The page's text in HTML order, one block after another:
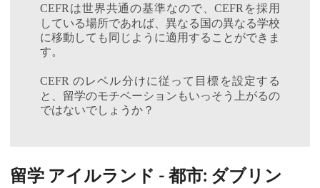
CEFR は世界共通の基準なので、CEFR を採用
している場所であれば、異なる国の異なる学校
に移動しても同じように適用することができま
す。
CEFRのレベル分けに従って目標を設定する
と、留学のモチベーションもいっそう上がるの
ではないでしょうか？
留学 アイルランド - 都市: ダブリン